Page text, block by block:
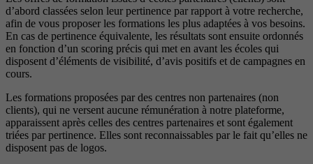
d’abord classées selon leur pertinence par rapport à votre recherche,
afin de vous proposer les formations les plus adaptées à vos besoins.
En cas de pertinence équivalente, les résultats sont ensuite ordonnés
en fonction d’un scoring précis qui met en avant les écoles qui
disposent d’éléments de visibilité, d’avis positifs et de campagnes en
cours.
Les formations proposées par des centres non partenaires (non
clients), qui ne versent aucune rémunération à notre plateforme,
apparaissent après celles des centres partenaires et sont également
triées par pertinence. Elles sont reconnaissables par le fait qu’elles ne
disposent pas de logos.